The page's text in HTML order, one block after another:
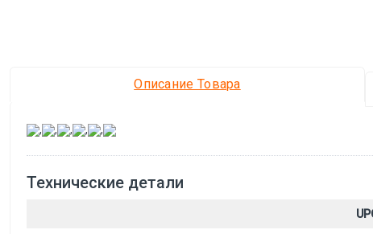
Описание Товара
, , , , ,
Технические детали